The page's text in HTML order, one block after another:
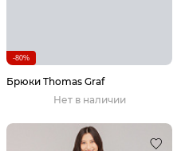
-80%
Брюки Thomas Graf
Нет в наличии